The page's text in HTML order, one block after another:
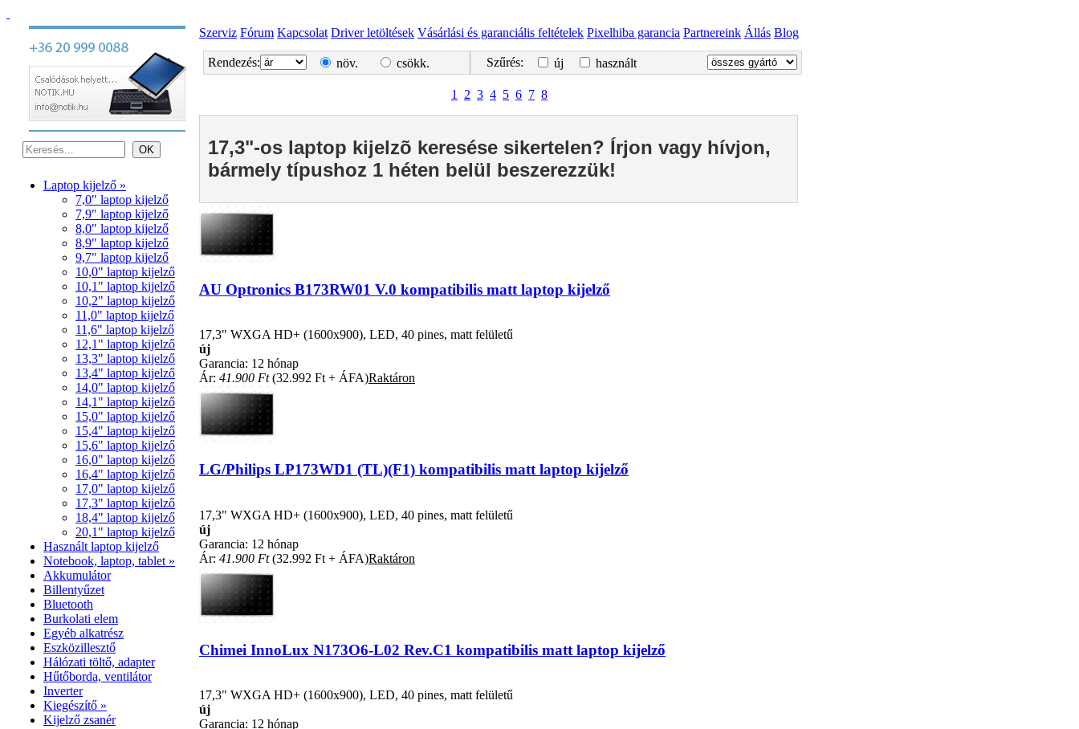
Laptop kijelző »
7,0" laptop kijelző
7,9" laptop kijelző
8,0" laptop kijelző
8,9" laptop kijelző
9,7" laptop kijelző
10,0" laptop kijelző
10,1" laptop kijelző
10,2" laptop kijelző
11,0" laptop kijelző
11,6" laptop kijelző
12,1" laptop kijelző
13,3" laptop kijelző
13,4" laptop kijelző
14,0" laptop kijelző
14,1" laptop kijelző
15,0" laptop kijelző
15,4" laptop kijelző
15,6" laptop kijelző
16,0" laptop kijelző
16,4" laptop kijelző
17,0" laptop kijelző
17,3" laptop kijelző
18,4" laptop kijelző
20,1" laptop kijelző
Használt laptop kijelző
Notebook, laptop, tablet »
Akkumulátor
Billentyűzet
Bluetooth
Burkolati elem
Egyéb alkatrész
Eszközillesztő
Hálózati töltő, adapter
Hűtőborda, ventilátor
Inverter
Kiegészítő »
Kijelző zsanér
Szerviz Fórum Kapcsolat Driver letöltések Vásárlási és garanciális feltételek Pixelhiba garancia Partnereink Állás Blog
Rendezés: növ. csökk. Szűrés: új használt
1 2 3 4 5 6 7 8
17,3"-os laptop kijelzõ keresése sikertelen? Írjon vagy hívjon,
bármely típushoz 1 héten belül beszerezzük!
AU Optronics B173RW01 V.0 kompatibilis matt laptop kijelző
17,3" WXGA HD+ (1600x900), LED, 40 pines, matt felületű
új
Garancia: 12 hónap
Ár: 41.900 Ft(32.992 Ft + ÁFA)Raktáron
LG/Philips LP173WD1 (TL)(F1) kompatibilis matt laptop kijelző
17,3" WXGA HD+ (1600x900), LED, 40 pines, matt felületű
új
Garancia: 12 hónap
Ár: 41.900 Ft(32.992 Ft + ÁFA)Raktáron
Chimei InnoLux N173O6-L02 Rev.C1 kompatibilis matt laptop kijelző
17,3" WXGA HD+ (1600x900), LED, 40 pines, matt felületű
új
Garancia: 12 hónap